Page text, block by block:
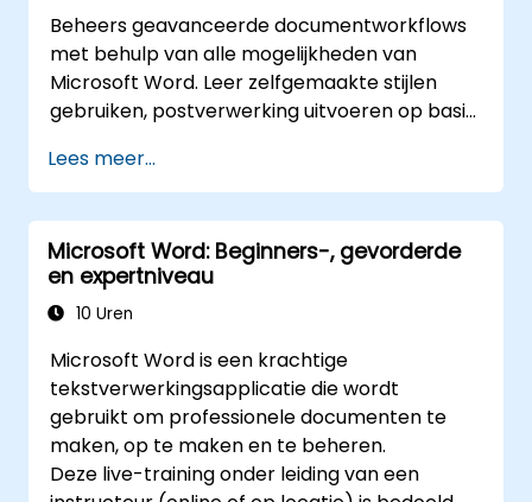
Beheers geavanceerde documentworkflows
met behulp van alle mogelijkheden van
Microsoft Word. Leer zelfgemaakte stijlen
gebruiken, postverwerking uitvoeren op basis
sjablonen ontwikkelen. Deelnemers krijgen
inzicht in lay-outbeheer per sectie, het
dynamisch genereren van inhoudsopgaven
en registers, het invoegen van hyperlinks en
contentcontrols, evenals het vergelijken van
documentversies en het volgen van
professionals voor op het ontwerpen van
geautomatiseerde rapportagesystemen,
bedrijfsbrede standaardsjablonen, gekruist
geciteerde documenten en workflows die
integreren met SharePoint.
Lees meer...
Microsoft Word: Beginners-, gevorderde
en expertniveau
10 Uren
Microsoft Word is een krachtige
tekstverwerkingsapplicatie die wordt
gebruikt om professionele documenten te
maken, op te maken en te beheren.
Deze live-training onder leiding van een